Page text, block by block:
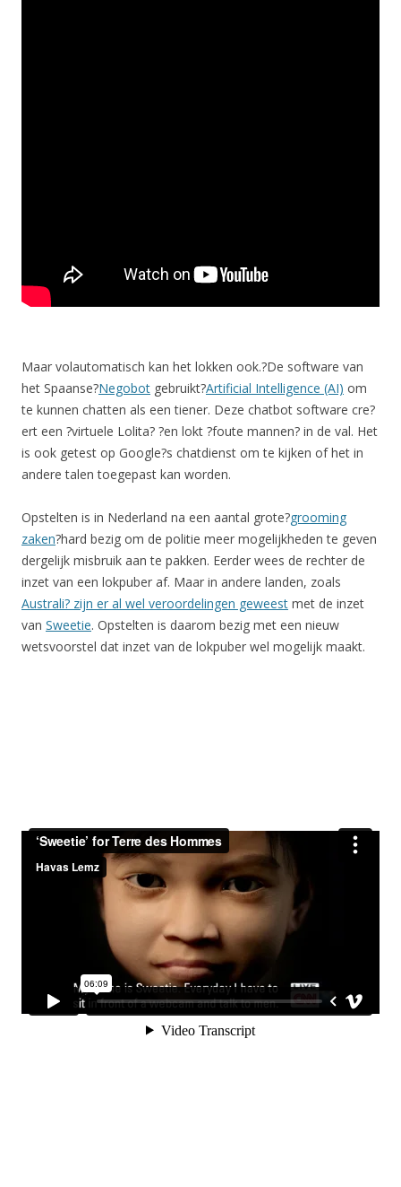
Maar volautomatisch kan het lokken ook.?De software van
het Spaanse?Negobot gebruikt?Artificial Intelligence (AI) om
te kunnen chatten als een tiener. Deze chatbot software cre?
ert een ?virtuele Lolita? ?en lokt ?foute mannen? in de val. Het
is ook getest op Google?s chatdienst om te kijken of het in
andere talen toegepast kan worden.
Opstelten is in Nederland na een aantal grote?grooming
zaken?hard bezig om de politie meer mogelijkheden te geven
dergelijk misbruik aan te pakken. Eerder wees de rechter de
inzet van een lokpuber af. Maar in andere landen, zoals
Australi? zijn er al wel veroordelingen geweest met de inzet
van Sweetie. Opstelten is daarom bezig met een nieuw
wetsvoorstel dat inzet van de lokpuber wel mogelijk maakt.